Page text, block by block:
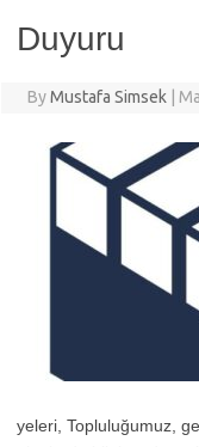
Duyuru
ByMustafa Simsek
yeleri, Topluluğumuz,